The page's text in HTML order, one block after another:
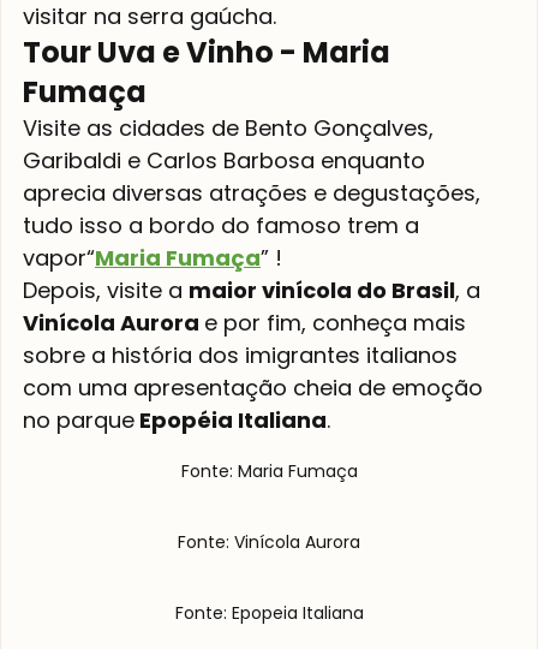
visitar na serra gaúcha.
Tour Uva e Vinho - Maria
Fumaça
Visite as cidades de Bento Gonçalves,
Garibaldi e Carlos Barbosa enquanto
aprecia diversas atrações e degustações,
tudo isso a bordo do famoso trem a
vapor“Maria Fumaça” !
Depois, visite a maior vinícola do Brasil, a
Vinícola Aurora e por fim, conheça mais
sobre a história dos imigrantes italianos
com uma apresentação cheia de emoção
no parque Epopéia Italiana.
Fonte: Maria Fumaça
Fonte: Vinícola Aurora
Fonte: Epopeia Italiana